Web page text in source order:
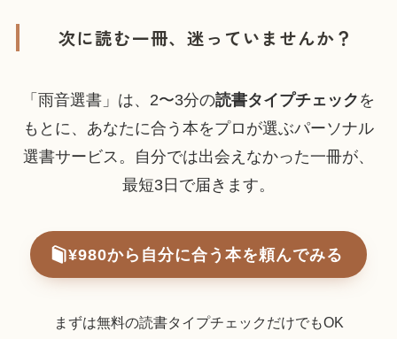
次に読む一冊、迷っていませんか？
「雨音選書」は、2〜3分の読書タイプチェック を
もとに、あなたに合う本をプロが選ぶパーソナル
選書サービス。自分では出会えなかった一冊が、
最短3日で届きます。
¥980から自分に合う本を頼んでみる
まずは無料の読書タイプチェックだけでもOK